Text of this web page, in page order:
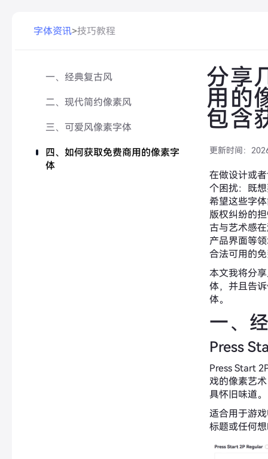
字体资讯>技巧教程
一、经典复古风
二、现代简约像素风
三、可爱风像素字体
四、如何获取免费商用的像素字
体
分享
用的
包含
更新时间：
在做设计或
个困扰：既
希望这些字
版权纠纷的
古与艺术感
产品界面等
合法可用的
本文我将分
体，并且告
体。
一、
Press
Press Start
戏的像素艺
具怀旧味道。
适合用于游
标题或任何